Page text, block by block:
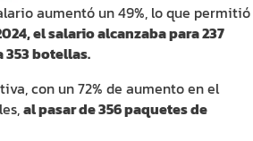
aumentó un 49%, lo que permitió
el salario alcanzaba para 237
353 botellas.
con un 72% de aumento en el
al pasar de 356 paquetes de